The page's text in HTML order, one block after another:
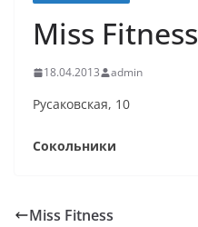
Miss Fitness
18.04.2013 admin
Русаковская, 10
Сокольники
Miss Fitness